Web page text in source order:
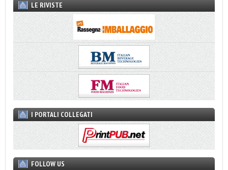
LE RIVISTE
I PORTALI COLLEGATI
FOLLOW US